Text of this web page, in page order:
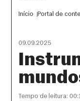
Início Portal de
09.09.2025
Tempo de leitura: